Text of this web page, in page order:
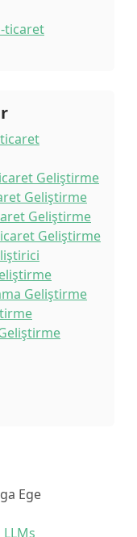
ticaret
Geliştirme
Geliştirme
Geliştirme
Geliştirme
Geliştirme
Ege
LLMs